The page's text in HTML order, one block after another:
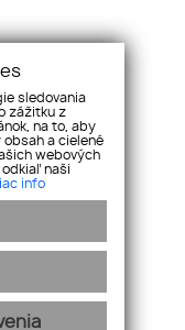
sledovania
zážitku z
na to, aby
a cielené
webových
naši
info